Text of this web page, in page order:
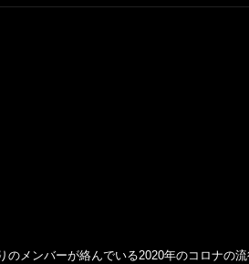
メンバーが絡んでいる2020年のコロナの